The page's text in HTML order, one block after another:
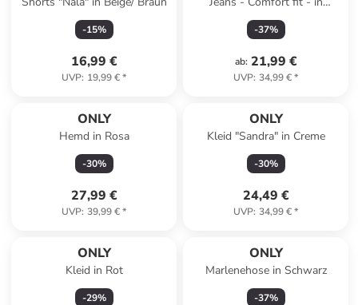
-15%
16,99 €
UVP: 19,99 €*
Hellblau
-37%
ab: 21,99 €
UVP: 34,99 €*
ONLY
Hemd in Rosa
-30%
27,99 €
UVP: 39,99 €*
ONLY
Kleid "Sandra" in Creme
-30%
24,49 €
UVP: 34,99 €*
ONLY
Kleid in Rot
-29%
ONLY
Marlenehose in Schwarz
-37%